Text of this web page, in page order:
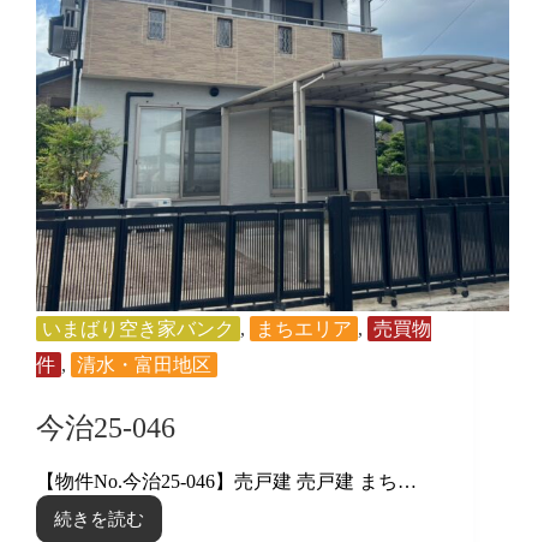
いまばり空き家バンク , まちエリア , 売買物
件 , 清水・富田地区
今治25-046
【物件No.今治25-046】売戸建 売戸建 まち…
続きを読む
今